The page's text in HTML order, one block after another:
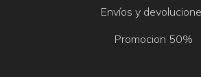
Envíos y
Promocion 50%